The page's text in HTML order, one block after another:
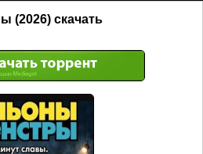
(2026) скачать